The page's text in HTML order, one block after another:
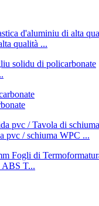
qualità ...
pvc / schiuma WPC ...
ABS T...